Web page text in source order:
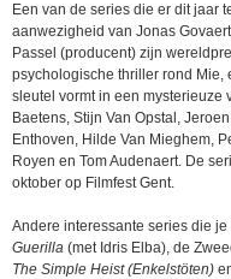
Een van de series die er dit jaar
aanwezigheid van Jonas
Passel (producent) zijn
psychologische thriller rond
sleutel vormt in een mysterieuze
Baetens, Stijn Van Opstal,
Enthoven, Hilde Van Mieghem,
Royen en Tom Audenaert. De
oktober op Filmfest Gent.
Andere interessante series die
Guerilla (met Idris Elba), de
The Simple Heist (Enkelstöten)